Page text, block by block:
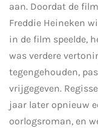
aan. Doordat de
Freddie Heineken
in de film speelde,
was verdere
tegengehouden,
vrijgegeven.
jaar later opnieuw
oorlogsroman, en